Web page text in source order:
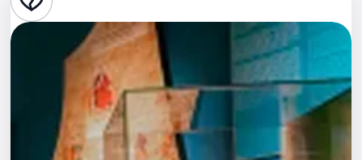
Стендап
Выставки
Квесты
Экскурсии